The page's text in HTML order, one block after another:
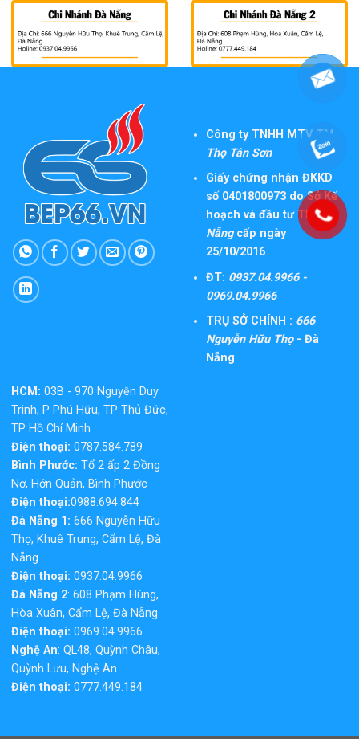
Công ty TNHH MTV TM
Thọ Tân Sơn
Giấy chứng nhận ĐKKD
số 0401800973 do Sở Kế
hoạch và đầu tư TPĐà
Nẵngcấp ngày
25/10/2016
ĐT: 0937.04.9966 -
0969.04.9966
TRỤ SỞ CHÍNH : 666
Nguyễn Hữu Thọ- Đà
Nẵng
HCM: 03B - 970 Nguyễn Duy
Trinh, P Phú Hữu, TP Thủ Đức,
TP Hồ Chí Minh
Điện thoại: 0787.584.789
Bình Phước: Tổ 2 ấp 2 Đồng
Nơ, Hớn Quản, Bình Phước
Điện thoại:0988.694.844
Đà Nẵng 1: 666 Nguyễn Hữu
Thọ, Khuê Trung, Cẩm Lệ, Đà
Nẵng
Điện thoại: 0937.04.9966
Đà Nẵng 2: 608 Phạm Hùng,
Hòa Xuân, Cẩm Lệ, Đà Nẵng
Điện thoại: 0969.04.9966
Nghệ An: QL48, Quỳnh Châu,
Quỳnh Lưu, Nghệ An
Điện thoại: 0777.449.184